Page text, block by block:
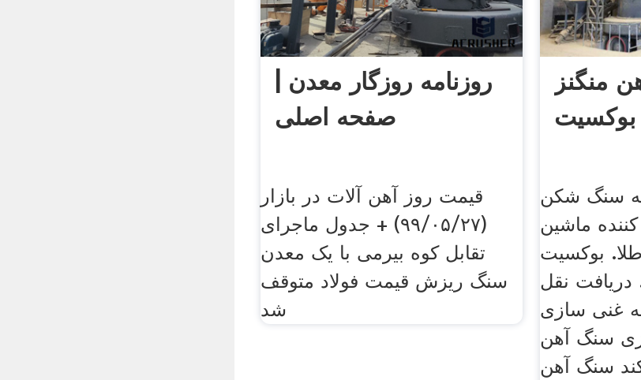
روزنامه روزگار معدن |
صفحه اصلی
قیمت روز آهن آلات در بازار
(۹۹/۰۵/۲۷) + جدول ماجرای
تقابل کوه بیرمی با یک معدن
سنگ ریزش قیمت فولاد متوقف
شد
منگنز
بوکسیت
سنگ شکن
کننده ماشین
بوکسیت
دریافت نقل
غنی سازی
سنگ آهن
سنگ آهن